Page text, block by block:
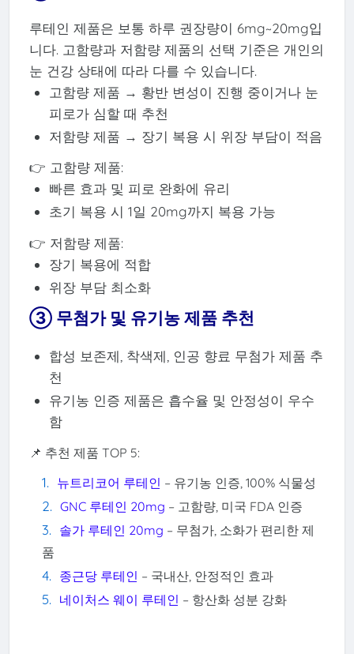
루테인 제품은 보통 하루 권장량이 6mg~20mg입
니다. 고함량과 저함량 제품의 선택 기준은 개인의
눈 건강 상태에 따라 다를 수 있습니다.
고함량 제품 → 황반 변성이 진행 중이거나 눈
피로가 심할 때 추천
저함량 제품 → 장기 복용 시 위장 부담이 적음
👉 고함량 제품:
빠른 효과 및 피로 완화에 유리
초기 복용 시 1일 20mg까지 복용 가능
👉 저함량 제품:
장기 복용에 적합
위장 부담 최소화
③ 무첨가 및 유기농 제품 추천
합성 보존제, 착색제, 인공 향료 무첨가 제품 추
천
유기농 인증 제품은 흡수율 및 안정성이 우수
함
📌 추천 제품 TOP 5:
뉴트리코어 루테인 – 유기농 인증, 100% 식물성
GNC 루테인 20mg – 고함량, 미국 FDA 인증
솔가 루테인 20mg – 무첨가, 소화가 편리한 제
품
종근당 루테인 – 국내산, 안정적인 효과
네이처스 웨이 루테인 – 항산화 성분 강화